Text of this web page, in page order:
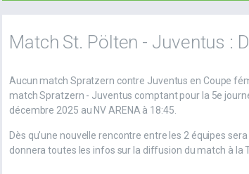
Match St. Pölten - Juventus :
Aucun match Spratzern contre Juventus en Coupe
match Spratzern - Juventus comptant pour la 5e
décembre 2025 au NV ARENA à 18:45.
Dès qu'une nouvelle rencontre entre les 2 équipes
donnera toutes les infos sur la diffusion du match à la